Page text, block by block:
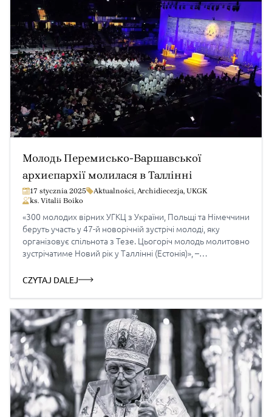
Молодь Перемисько-Варшавської
архиєпархії молилася в Таллінні
17 stycznia 2025 Aktualności, Archidiecezja, UKGK
ks. Vitalii Boiko
«300 молодих вірних УГКЦ з України, Польщі та Німеччини
беруть участь у 47-й новорічній зустрічі молоді, яку
організовує спільнота з Тезе. Цьогоріч молодь молитовно
зустрічатиме Новий рік у Таллінні (Естонія)», –
УГКЦ «Дивенсвіт». В групі паломників греко-католиків
архиєпархії. Молодь з Лемківщини (Сенкової, Гладишова,
Боднарки […]
CZYTAJ DALEJ